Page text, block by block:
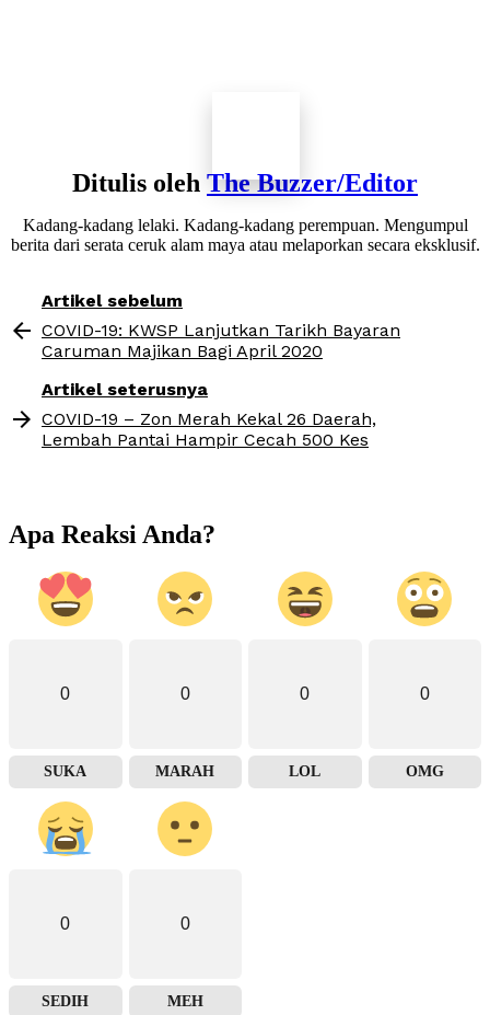
Ditulis oleh The Buzzer/Editor
Kadang-kadang lelaki. Kadang-kadang perempuan. Mengumpul
berita dari serata ceruk alam maya atau melaporkan secara eksklusif.
more
Artikel sebelum
COVID-19: KWSP Lanjutkan Tarikh Bayaran
Caruman Majikan Bagi April 2020
Artikel seterusnya
COVID-19 – Zon Merah Kekal 26 Daerah,
Lembah Pantai Hampir Cecah 500 Kes
Apa Reaksi Anda?
0
SUKA
0
MARAH
0
LOL
0
OMG
0
SEDIH
0
MEH